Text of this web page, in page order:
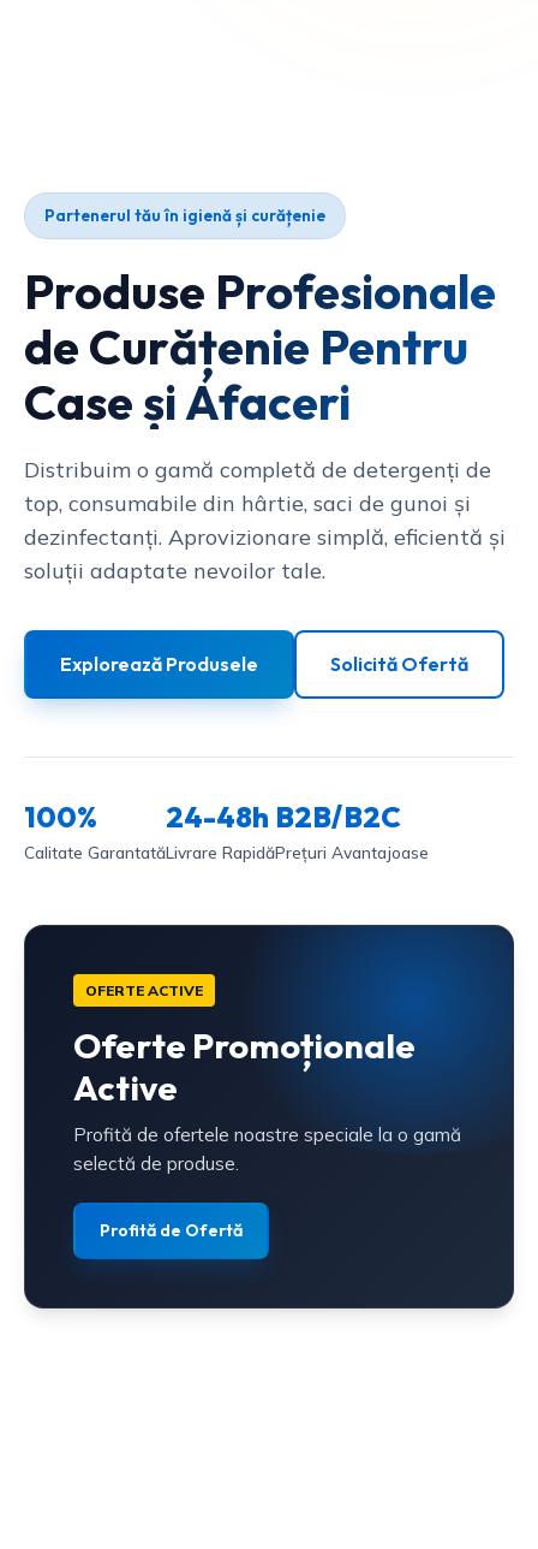
Partenerul tău în igienă și curățenie
Produse Profesionale
de Curățenie Pentru
Case și Afaceri
Distribuim o gamă completă de detergenți de
top, consumabile din hârtie, saci de gunoi și
dezinfectanți. Aprovizionare simplă, eficientă și
soluții adaptate nevoilor tale.
Explorează Produsele Solicită Ofertă
100%
Calitate Garantată
24-48h
Livrare Rapidă
B2B/B2C
Prețuri Avantajoase
OFERTE ACTIVE
Oferte Promoționale
Active
Profită de ofertele noastre speciale la o gamă
selectă de produse.
Profită de Ofertă